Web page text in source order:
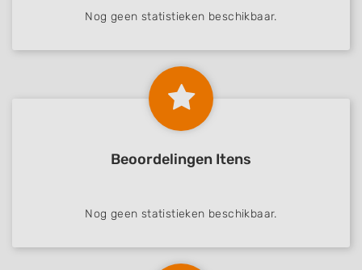
Nog geen statistieken beschikbaar.
Beoordelingen Itens
Nog geen statistieken beschikbaar.